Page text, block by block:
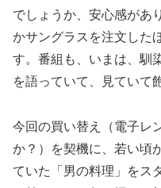
でしょうか、安心感があ
かサングラスを注文した
す。番組も、いまは、馴
を語っていて、見ていて
今回の買い替え（電子レ
か？）を契機に、若い頃
ていた「男の料理」をス